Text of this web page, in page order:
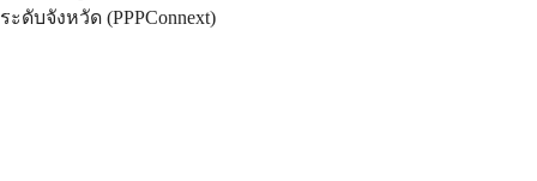
ระดับจังหวัด (PPPConnext)